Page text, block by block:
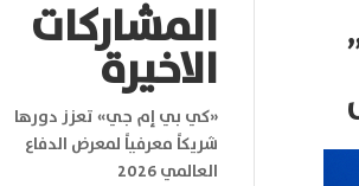
المشاركات
الاخيرة
«كي بي إم جي» تعزز دورها
شريكاً معرفياً لمعرض الدفاع
العالمي 2026